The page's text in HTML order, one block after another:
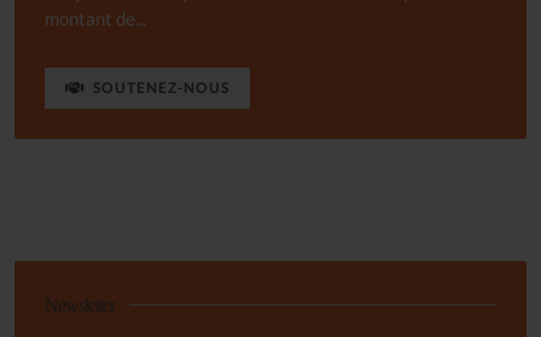
montant de...
SOUTENEZ-NOUS
Newsletter